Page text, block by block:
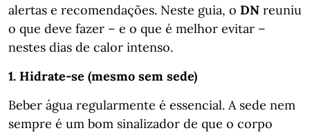
alertas e recomendações. Neste guia, o DN reuniu
o que deve fazer – e o que é melhor evitar –
nestes dias de calor intenso.
1. Hidrate-se (mesmo sem sede)
Beber água regularmente é essencial. A sede nem
sempre é um bom sinalizador de que o corpo